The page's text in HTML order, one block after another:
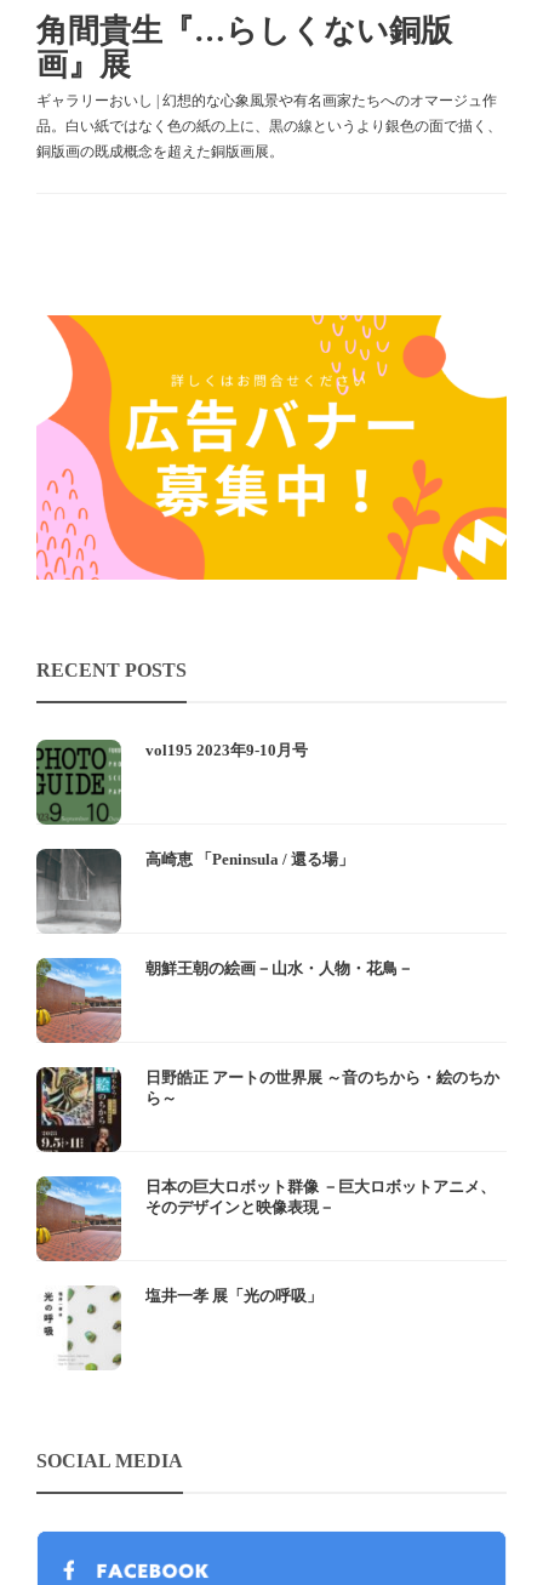
角間貴生『…らしくない銅版
画』展
ギャラリーおいし | 幻想的な心象風景や有名画家たちへのオマージュ作
品。白い紙ではなく色の紙の上に、黒の線というより銀色の面で描く、
銅版画の既成概念を超えた銅版画展。
RECENT POSTS
vol195 2023年9-10月号
高崎恵 「Peninsula / 還る場」
朝鮮王朝の絵画－山水・人物・花鳥－
日野皓正 アートの世界展 ～音のちから・絵のちか
ら～
日本の巨大ロボット群像 －巨大ロボットアニメ、
そのデザインと映像表現－
塩井一孝 展「光の呼吸」
SOCIAL MEDIA